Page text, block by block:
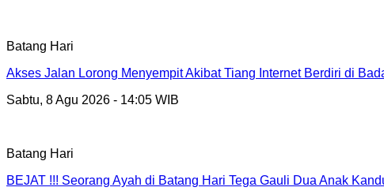
Batang Hari
Akses Jalan Lorong Menyempit Akibat Tiang Internet Berdiri di
Sabtu, 8 Agu 2026 - 14:05 WIB
Batang Hari
BEJAT !!! Seorang Ayah di Batang Hari Tega Gauli Dua Anak